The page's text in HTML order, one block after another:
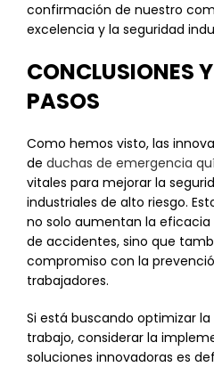
confirmación de nuestro
excelencia y la seguridad
CONCLUSIONES
PASOS
Como hemos visto, las
de duchas de emergencia
vitales para mejorar la
industriales de alto riesgo.
no solo aumentan la
de accidentes, sino que
compromiso con la
trabajadores.
Si está buscando optimizar
trabajo, considerar la
soluciones innovadoras es